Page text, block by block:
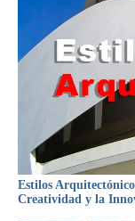
Estilos
Creatividad y la